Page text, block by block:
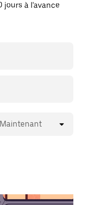
à l'avance
Maintenant